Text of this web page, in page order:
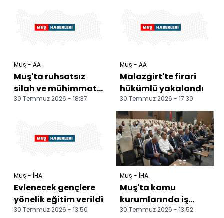
Muş - AA
Muş'ta ruhsatsız
silah ve mühimmat
ele geçirildi
30 Temmuz 2026 - 18:37
Muş - AA
Malazgirt'te firari
hükümlü yakalandı
30 Temmuz 2026 - 17:30
Muş - İHA
Evlenecek gençlere
yönelik eğitim verildi
30 Temmuz 2026 - 13:50
Muş - İHA
Muş'ta kamu
kurumlarında iş
sağlığı ve güvenliği
30 Temmuz 2026 - 13:52